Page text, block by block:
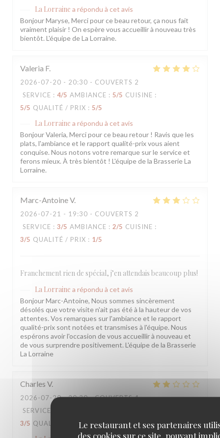
Le restaurant et ses partenaires
des cookies sur ce site, pouvant
La Lorraine a répondu à cet avis
Bonjour Maryse, Merci pour ce beau retour, ça nous fait
vraiment plaisir ! On espère vous accueillir à nouveau très
bientôt. L'équipe de La Lorraine.
Valeria F
2026-07-20 - 20:30 - COUVERTS 2
SERVICE : 4/5 AMBIANCE : 5/5 CUISINE :
5/5 QUALITÉ / PRIX : 5/5
La Lorraine a répondu à cet avis
Bonjour Valeria, Merci pour ce beau retour ! Ravis que les
plats, l'ambiance et le rapport qualité-prix vous aient
conquise. Nous notons votre remarque sur le service et
ferons mieux. À très bientôt ! L'équipe de la Brasserie La
Lorraine.
Marc-AntoineV
2026-07-21 - 19:30 - COUVERTS 2
SERVICE : 3/5 AMBIANCE : 2/5 CUISINE :
3/5 QUALITÉ / PRIX : 1/5
Franchement rien de spécial, j’en attendais beaucoup plus!
La Lorraine a répondu à cet avis
Bonjour Marc-Antoine, Nous sommes sincèrement
désolés que votre visite n'ait pas été à la hauteur de vos
attentes. Vos remarques sur l'ambiance et le rapport
qualité-prix sont notées et transmises à l'équipe. Nous
espérons avoir l'occasion de vous accueillir à nouveau et
de vous surprendre positivement. L'équipe de la Brasserie
La Lorraine
Charles V
2026-07-20- 20:30 - COUVERTS 4
SERVICE
3/5 QUALITÉ / PRIX: 3/5